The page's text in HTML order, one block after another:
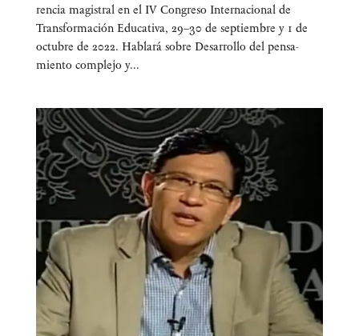
ren­cia magis­tral en el IV Con­gre­so Inter­na­cio­nal de
Trans­for­ma­ción Edu­ca­ti­va, 29–30 de sep­tiem­bre y 1 de
octu­bre de 2022. Habla­rá sobre Desa­rro­llo del pen­sa­
mien­to com­ple­jo y...